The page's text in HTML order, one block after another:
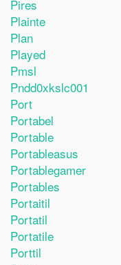
Pires
Plainte
Plan
Played
Pmsl
Pndd0xkslc001
Port
Portabel
Portable
Portableasus
Portablegamer
Portables
Portaitil
Portatil
Portatile
Porttil